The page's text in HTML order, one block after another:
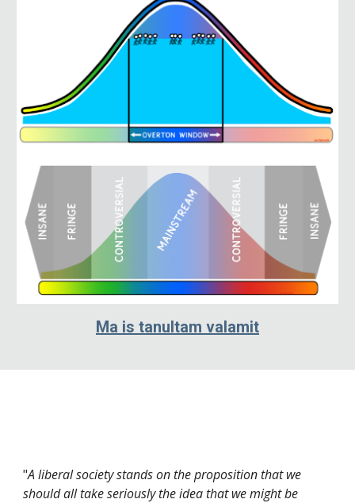
Ma is tanultam valamit
"A liberal society stands on the proposition that we
should all take seriously the idea that we might be